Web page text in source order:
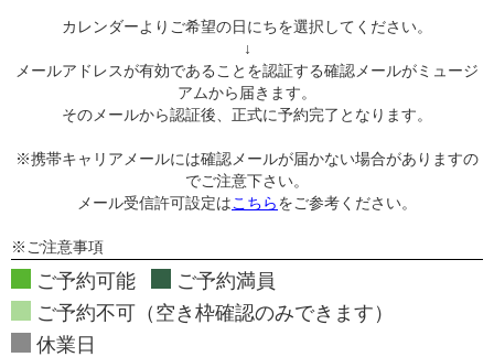
アクセス
注意事項
カレンダーよりご希望の日にちを選択してください。
↓
メールアドレスが有効であることを認証する確認メールがミュージ
アムから届きます。
そのメールから認証後、正式に予約完了となります。
※携帯キャリアメールには確認メールが届かない場合がありますの
でご注意下さい。
メール受信許可設定はこちら をご参考ください。
※ご注意事項
ご予約可能
ご予約満員
ご予約不可（空き枠確認のみできます）
休業日